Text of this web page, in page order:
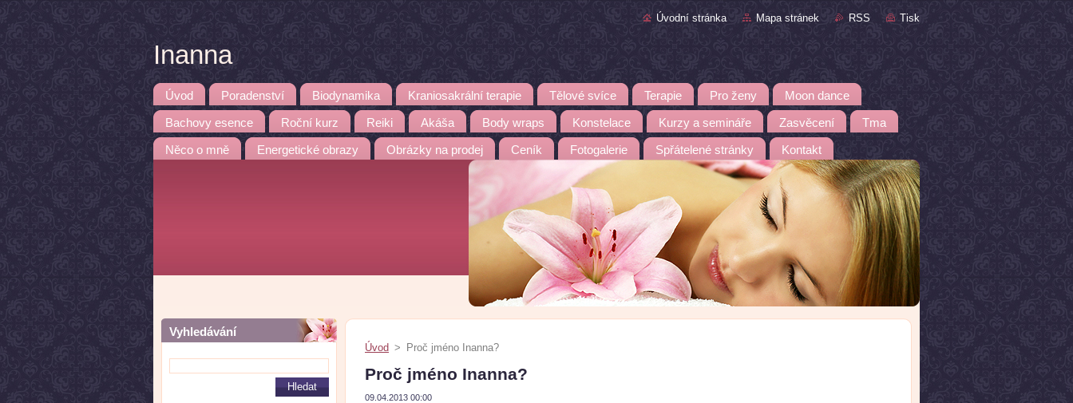
Úvodní stránka Mapa stránek RSS Tisk
Inanna
Úvod Poradenství Biodynamika Kraniosakrální terapie Tělové svíce Terapie Pro ženy Moon dance
Bachovy esence Roční kurz Reiki Akáša Body wraps Konstelace Kurzy a semináře Zasvěcení Tma
Něco o mně Energetické obrazy Obrázky na prodej Ceník Fotogalerie Spřátelené stránky Kontakt
Vyhledávání
Úvod > Proč jméno Inanna?
Proč jméno Inanna?
09.04.2013 00:00